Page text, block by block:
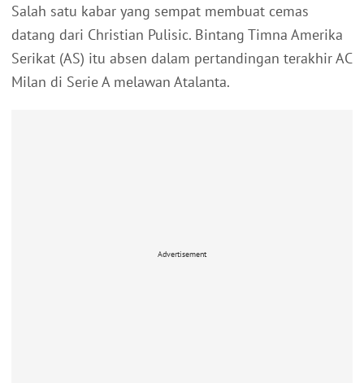
Salah satu kabar yang sempat membuat cemas
datang dari Christian Pulisic. Bintang Timna Amerika
Serikat (AS) itu absen dalam pertandingan terakhir AC
Milan di Serie A melawan Atalanta.
Advertisement